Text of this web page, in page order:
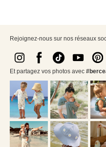
Rejoignez-nous sur nos réseaux
Et partagez vos photos avec